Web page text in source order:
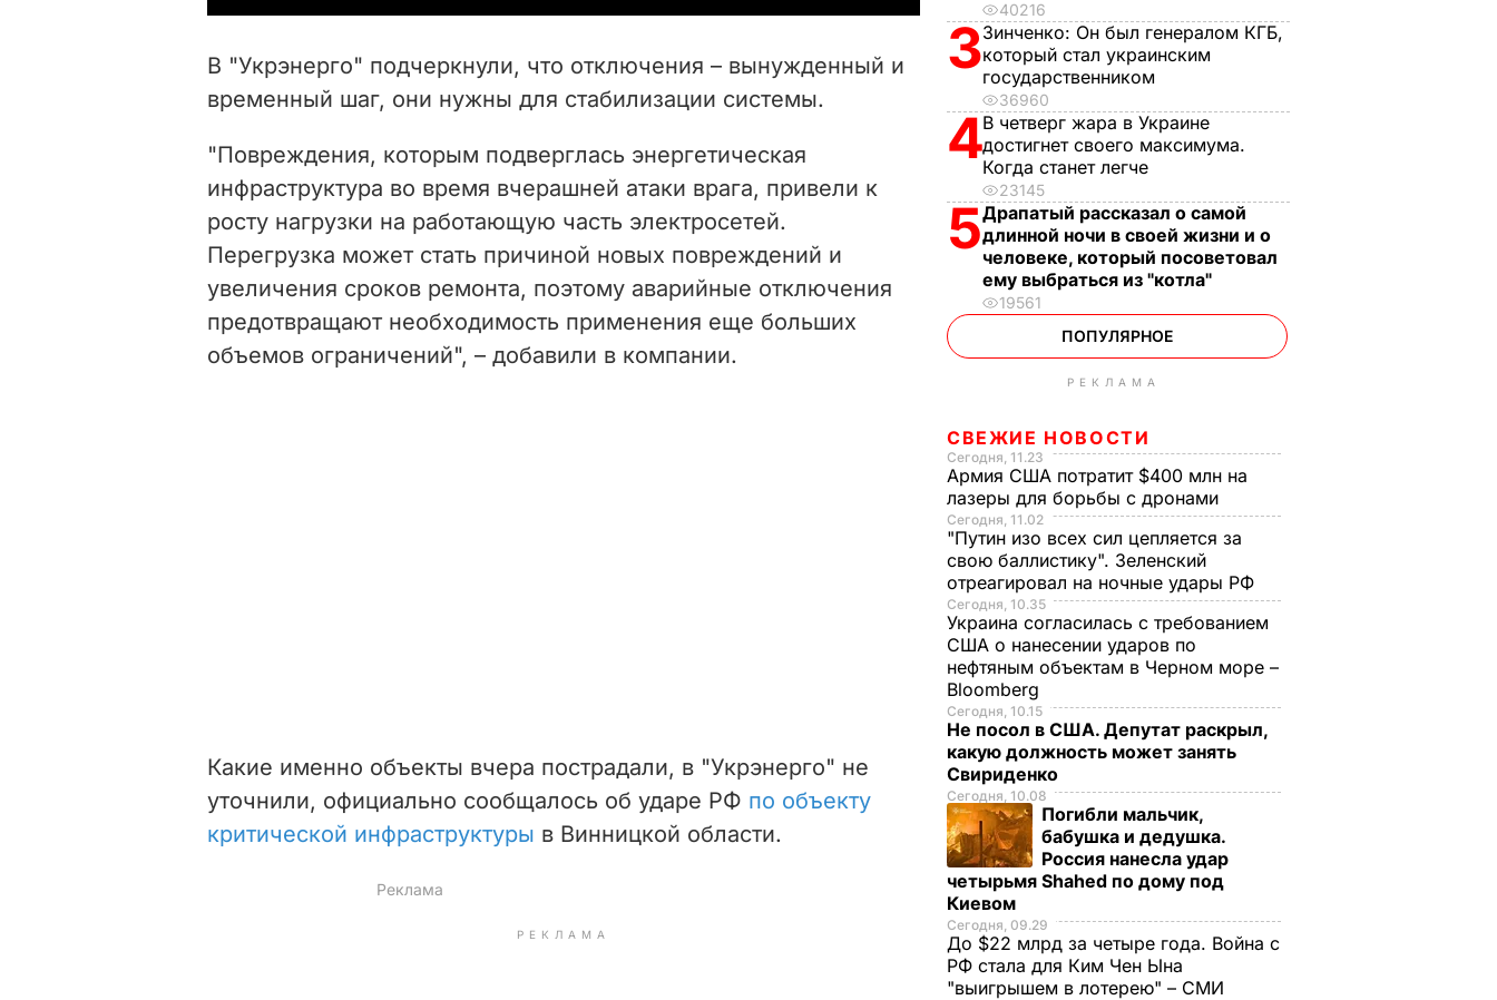
i
d
e
o
В "Укрэнерго" подчеркнули, что отключения – вынужденный и
временный шаг, они нужны для стабилизации системы.
"Повреждения, которым подверглась энергетическая
инфраструктура во время вчерашней атаки врага, привели к
росту нагрузки на работающую часть электросетей.
Перегрузка может стать причиной новых повреждений и
увеличения сроков ремонта, поэтому аварийные отключения
предотвращают необходимость применения еще больших
объемов ограничений", – добавили в компании.
Какие именно объекты вчера пострадали, в "Укрэнерго" не
уточнили, официально сообщалось об ударе РФ по объекту
критической инфраструктуры в Винницкой области.
РЕКЛАМА
40216
3Зинченко: Он был генералом КГБ,
который стал украинским
государственником
36960
4В четверг жара в Украине
достигнет своего максимума.
Когда станет легче
23145
5Драпатый рассказал о самой
длинной ночи в своей жизни и о
человеке, который посоветовал
ему выбраться из "котла"
19561
ПОПУЛЯРНОЕ
РЕКЛАМА
СВЕЖИЕ НОВОСТИ
Сегодня, 11.23
Армия США потратит $400 млн на
лазеры для борьбы с дронами
Сегодня, 11.02
"Путин изо всех сил цепляется за
свою баллистику". Зеленский
отреагировал на ночные удары РФ
Сегодня, 10.35
Украина согласилась с требованием
США о нанесении ударов по
нефтяным объектам в Черном море –
Bloomberg
Сегодня, 10.15
Не посол в США. Депутат раскрыл,
какую должность может занять
Свириденко
Сегодня, 10.08
Погибли мальчик,
бабушка и дедушка.
Россия нанесла удар
четырьмя Shahed по дому под
Киевом
Сегодня, 09.29
До $22 млрд за четыре года. Война с
РФ стала для Ким Чен Ына
"выигрышем в лотерею" – СМИ